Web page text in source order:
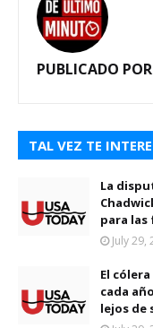
PUBLICADO
TAL VEZ TE
La
para las
July 29,
El
cada
lejos de